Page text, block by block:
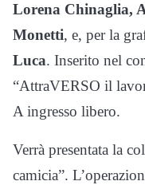
Lorena Chinaglia,
Monetti, e, per la
Luca. Inserito nel
“AttraVERSO il
A ingresso libero.
Verrà presentata la
camicia”.